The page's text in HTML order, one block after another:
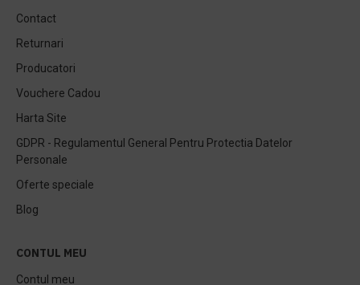
Contact
Returnari
Producatori
Vouchere Cadou
Harta Site
GDPR - Regulamentul General Pentru Protectia Datelor
Personale
Oferte speciale
Blog
CONTUL MEU
Contul meu